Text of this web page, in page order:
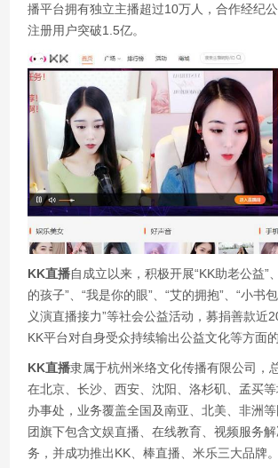
播平台拥有独立主播超过10万人，合作经纪
注册用户突破1.5亿。
KK直播自成立以来，积极开展“KK助老公益”
的孩子”、“我是你的眼”、“艾的拥抱”、“小书
义演直播接力”等社会公益活动，募捐善款近
KK平台对自身受众持续输出公益文化等方面
KK直播隶属于杭州米络文化传播有限公司，
在北京、长沙、西安、沈阳、洛杉矶、孟买
办事处，业务覆盖全国及南亚、北美、非洲
团旗下包含文娱直播、在线教育、视频服务
务，并成功推出KK、棒直播、米乐三大品牌。